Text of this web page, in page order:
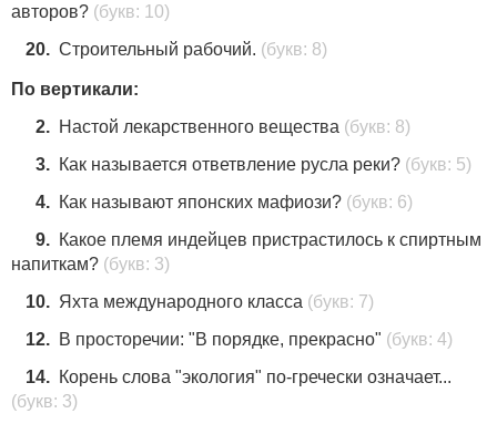
авторов? (букв: 10)
20. Строительный рабочий. (букв: 8)
По вертикали:
2. Настой лекарственного вещества (букв: 8)
3. Как называется ответвление русла реки? (букв: 5)
4. Как называют японских мафиози? (букв: 6)
9. Какое племя индейцев пристрастилось к спиртным
напиткам? (букв: 3)
10. Яхта международного класса (букв: 7)
12. В просторечии: "В порядке, прекрасно" (букв: 4)
14. Корень слова "экология" по-гречески означает...
(букв: 3)